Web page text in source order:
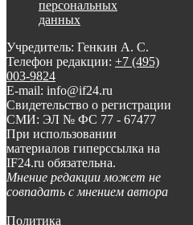
персональных
данных
Учредитель: Генкин А. С.
Телефон редакции: +7 (495)
003-9824
E-mail: info@if24.ru
Свидетельство о регистрации
СМИ: ЭЛ № ФС 77 - 67477
При использовании
материалов гиперссылка на
IF24.ru обязательна.
Мнение редакции может не
совпадать с мнением автора
Политика